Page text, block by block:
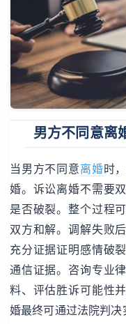
男方不同意离
当男方不同意离婚时
婚。诉讼离婚不需要
是否破裂。整个过程
双方和解。调解失败
充分证据证明感情破
通信证据。咨询专业
料、评估胜诉可能性
婚最终可通过法院判决